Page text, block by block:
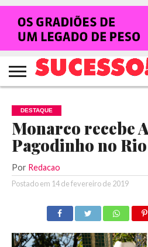
HOME
NOTÍCIAS
SHOWS
ENTREVISTAS
CLIQUES
RANKING
CROWLEY
TV
SUCESSO!
REVISTA
SUCESSO!
DESTAQUE
Monarco recebe
Pagodinho no Rio
Por Redacao
Postado em 14 de fevereiro de 2019